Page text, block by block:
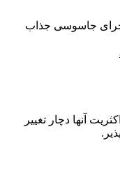
آنها دچار تغییر